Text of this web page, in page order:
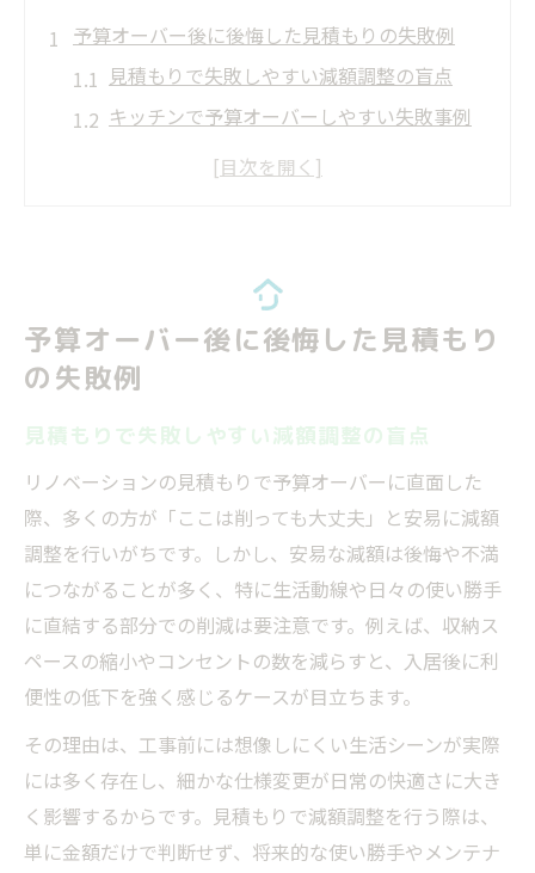
予算オーバー後に後悔した見積もりの失敗例
見積もりで失敗しやすい減額調整の盲点
キッチンで予算オーバーしやすい失敗事例
工務店の提案で見落とすリフォームの失敗
リノベで減額調整を成功へ導く秘訣
減額調整で失敗しないための優先順位付け
1000万規模の減額調整で注意したい失敗例
予算オーバー時の現実的な減額交渉の流れ
削るべき箇所と後悔しやすい失敗の見極め
方
工務店との減額交渉での失敗を防ぐコツ
ケチり過ぎた結果生じるリフォームの落とし穴
ケチって失敗しやすいリフォームの典型例
フルリノベーションで起こる失敗の落とし
穴
必要な箇所を削って失敗した実体験に学ぶ
断熱や耐震でケチると生じる後悔と失敗
リフォームで削れるところの見極めと失敗
防止策
予算オーバー後に後悔した見積もり
の失敗例
見積もりで失敗しやすい減額調整の盲点
リノベーションの見積もりで予算オーバーに直面した
際、多くの方が「ここは削っても大丈夫」と安易に減額
調整を行いがちです。しかし、安易な減額は後悔や不満
につながることが多く、特に生活動線や日々の使い勝手
に直結する部分での削減は要注意です。例えば、収納ス
ペースの縮小やコンセントの数を減らすと、入居後に利
便性の低下を強く感じるケースが目立ちます。
その理由は、工事前には想像しにくい生活シーンが実際
には多く存在し、細かな仕様変更が日常の快適さに大き
く影響するからです。見積もりで減額調整を行う際は、
単に金額だけで判断せず、将来的な使い勝手やメンテナ